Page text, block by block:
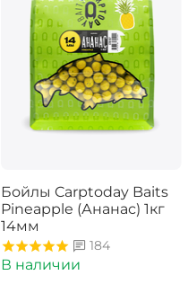
Бойлы Carptoday Baits
Pineapple (Ананас) 1кг
14мм
184
В наличии